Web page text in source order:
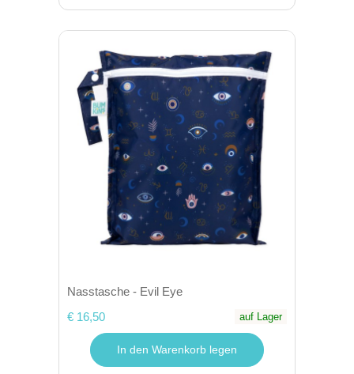
Nasstasche - Evil Eye
€ 16,50
auf Lager
In den Warenkorb legen